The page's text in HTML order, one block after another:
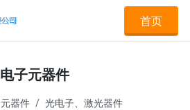
首页
电子元器件
器件 光电子、激光器件